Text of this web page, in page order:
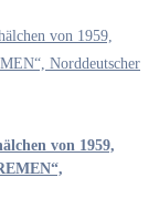
von 1959,